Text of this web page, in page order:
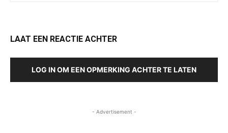
LAAT EEN REACTIE ACHTER
LOG IN OM EEN OPMERKING ACHTER TE LATEN
- Advertisement -